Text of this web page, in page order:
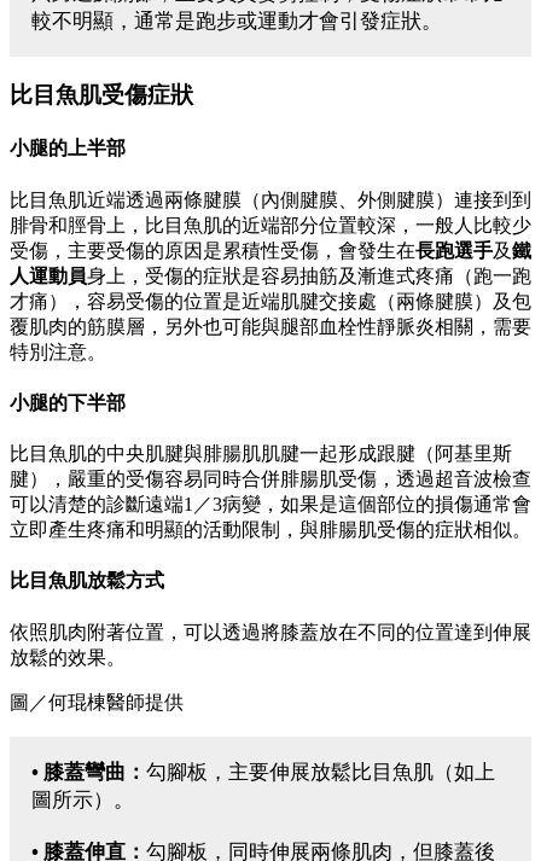
圖／小腿肌拉傷。何琨棟醫師提供
小腿的肌肉拉傷又稱為「網球腿」，最早是在網球運動中被敘
去擊球的過程，後腳膝蓋伸直合併腳板蹬地的動作中出現小腿
後側劇烈的疼痛，隨後伴隨著腫脹與活動困難…
這兩塊重要肌肉的肌纖維組成比例不同，動作功能不同，而受
• 腓腸肌：
特別容易因過度收縮導致受傷，受傷當下常常有小腿